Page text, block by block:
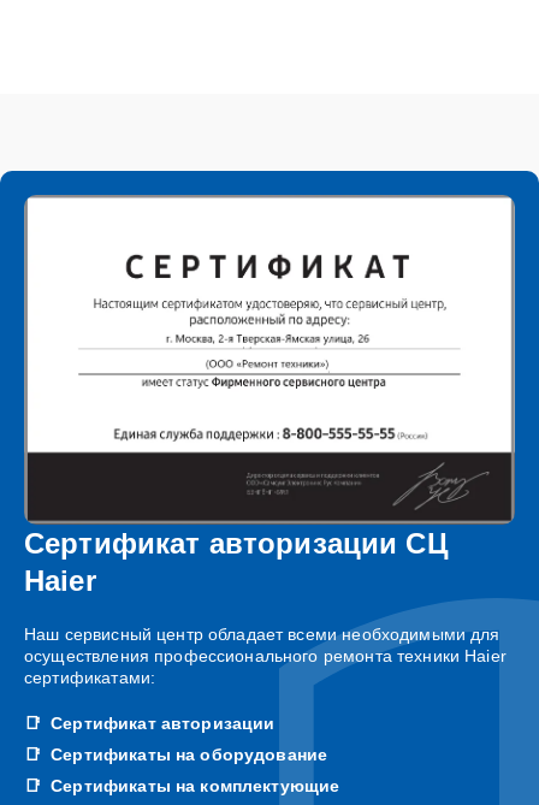
Сертификат авторизации СЦ
Haier
Наш сервисный центр обладает всеми необходимыми для
осуществления профессионального ремонта техники Haier
сертификатами:
Сертификат авторизации
Сертификаты на оборудование
Сертификаты на комплектующие